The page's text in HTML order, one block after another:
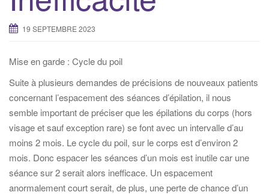
19 SEPTEMBRE 2023
Mise en garde : Cycle du poil
Suite à plusieurs demandes de précisions de nouveaux patients
concernant l’espacement des séances d’épilation, il nous
semble important de préciser que les épilations du corps (hors
visage et sauf exception rare) se font avec un intervalle d’au
moins 2 mois. Le cycle du poil, sur le corps est d’environ 2
mois. Donc espacer les séances d’un mois est inutile car une
séance sur 2 serait alors inefficace. Un espacement
anormalement court serait, de plus, une perte de chance d’un